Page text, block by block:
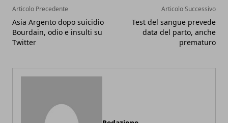
Articolo Precedente
Asia Argento dopo suicidio
Bourdain, odio e insulti su
Twitter
Articolo Successivo
Test del sangue prevede
data del parto, anche
prematuro